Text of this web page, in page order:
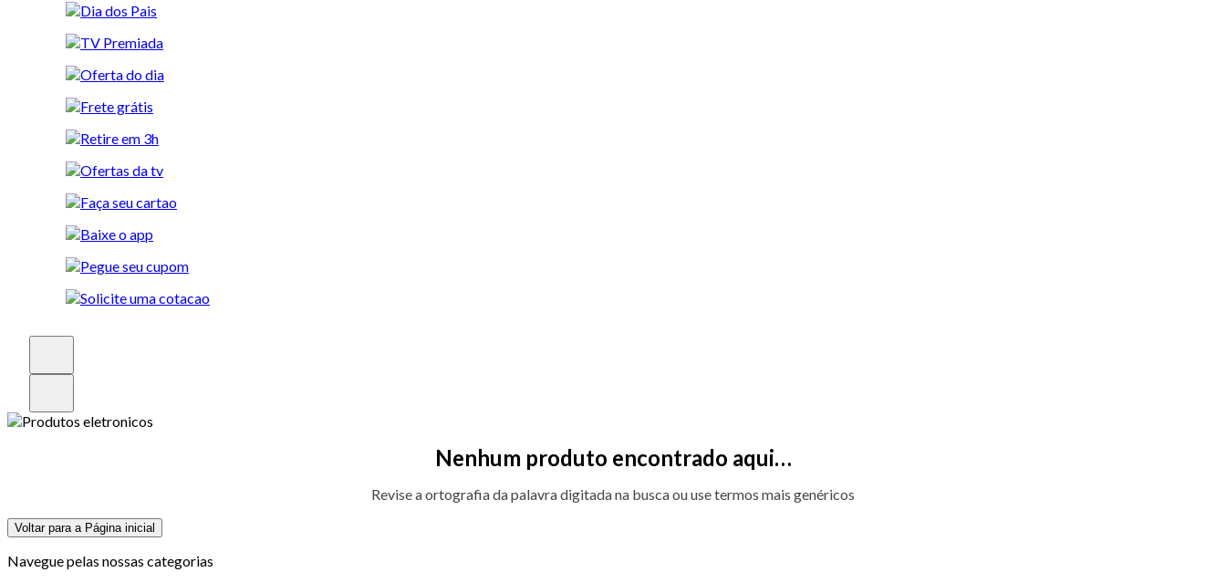
Nenhum produto encontrado aqui…
Revise a ortografia da palavra digitada na busca ou use termos mais genéricos
Voltar para a Página inicial
Navegue pelas nossas categorias